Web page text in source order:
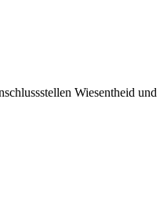
Wiesentheid